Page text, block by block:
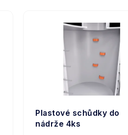
Plastové schůdky do
nádrže 4ks